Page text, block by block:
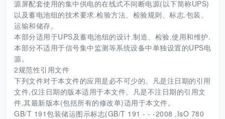
源屏配套使用的集中供电的在线式不间断电源(以下简称UPS)
以及蓄电池组的技术要求.检验方法、检验规则、标志.包装、
运输和储存。
本部分适用于UPS及蓄电池组的设计.制造、检验,使用和维护.
本部分不适用于信号集中监测等系统设备中单独设置的UPS电
源。
2规范性引用文件
下列文件对于本文件的应用是必不可少的。凡是注日期的引用
文件,仅注日期的版本适用于本文件。凡是不注日期的引用文
件,其最新版本(包括所有的修改单)适用于本文件。
GB/T 191包装储运图示标志(GB/T 191 - - -2008 ,IsO 780